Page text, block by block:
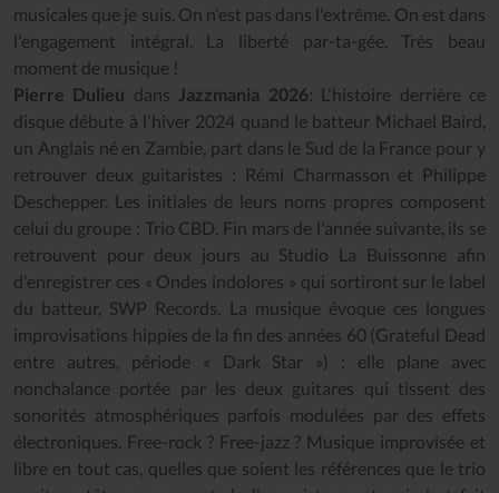
musicales que je suis. On n'est pas dans l'extrême. On est dans
l'engagement intégral. La liberté par-ta-gée. Très beau
moment de musique !
Pierre Dulieu dans Jazzmania 2026: L'histoire derrière ce
disque débute à l'hiver 2024 quand le batteur Michael Baird,
un Anglais né en Zambie, part dans le Sud de la France pour y
retrouver deux guitaristes : Rémi Charmasson et Philippe
Deschepper. Les initiales de leurs noms propres composent
celui du groupe : Trio CBD. Fin mars de l'année suivante, ils se
retrouvent pour deux jours au Studio La Buissonne afin
d'enregistrer ces « Ondes indolores » qui sortiront sur le label
du batteur, SWP Records. La musique évoque ces longues
improvisations hippies de la fin des années 60 (Grateful Dead
entre autres, période « Dark Star ») : elle plane avec
nonchalance portée par les deux guitares qui tissent des
sonorités atmosphériques parfois modulées par des effets
électroniques. Free-rock ? Free-jazz ? Musique improvisée et
libre en tout cas, quelles que soient les références que le trio